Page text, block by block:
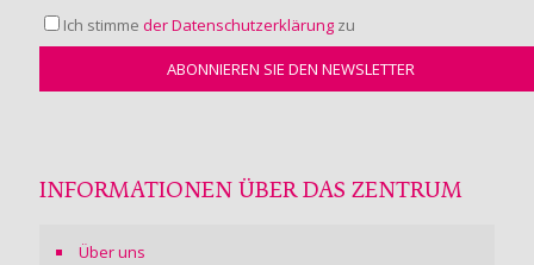
Ich stimme der Datenschutzerklärung zu
INFORMATIONEN ÜBER DAS ZENTRUM
Über uns